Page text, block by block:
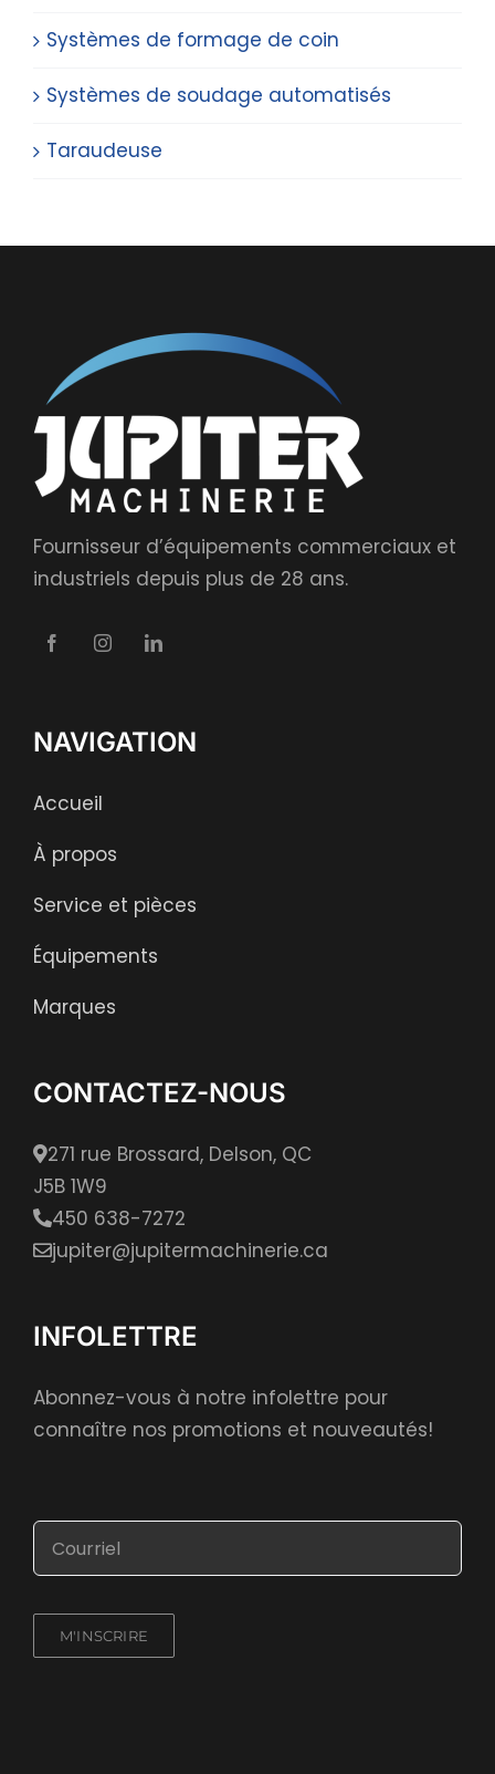
Systèmes de formage de coin
Systèmes de soudage automatisés
Taraudeuse
Fournisseur d’équipements commerciaux et
industriels depuis plus de 28 ans.
NAVIGATION
Accueil
À propos
Service et pièces
Équipements
Marques
CONTACTEZ-NOUS
271 rue Brossard, Delson, QC
J5B 1W9
450 638-7272
jupiter@jupitermachinerie.ca
INFOLETTRE
Abonnez-vous à notre infolettre pour
connaître nos promotions et nouveautés!
M'INSCRIRE